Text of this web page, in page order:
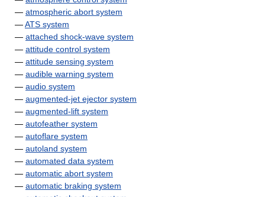
— atmospheric abort system
—ATS system
— attached shock-wave system
— attitude control system
— attitude sensing system
— audible warning system
— audio system
— augmented-jet ejector system
— augmented-lift system
— autofeather system
— autoflare system
— autoland system
— automated data system
— automatic abort system
— automatic braking system